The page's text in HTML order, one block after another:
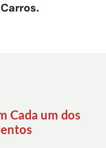
Cada um dos